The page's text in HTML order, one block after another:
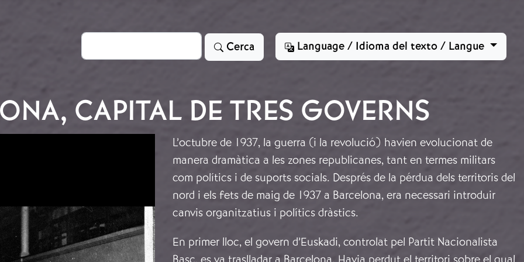
Cerca Cerca Language / Idioma del texto / Langue
CAPITAL DE TRES GOVERNS
L’octubre de 1937, la guerra (i la revolució) havien evolucionat de
manera dramàtica a les zones republicanes, tant en termes militars
com polítics i de suports socials. Després de la pérdua dels territoris del
nord i els fets de maig de 1937 a Barcelona, era necessari introduir
canvis organitzatius i polítics dràstics.
En primer lloc, el govern d’Euskadi, controlat pel Partit Nacionalista